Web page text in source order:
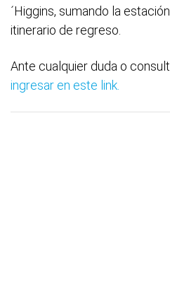
´Higgins, sumando la
itinerario de regreso.
Ante cualquier duda o
ingresar en este link.